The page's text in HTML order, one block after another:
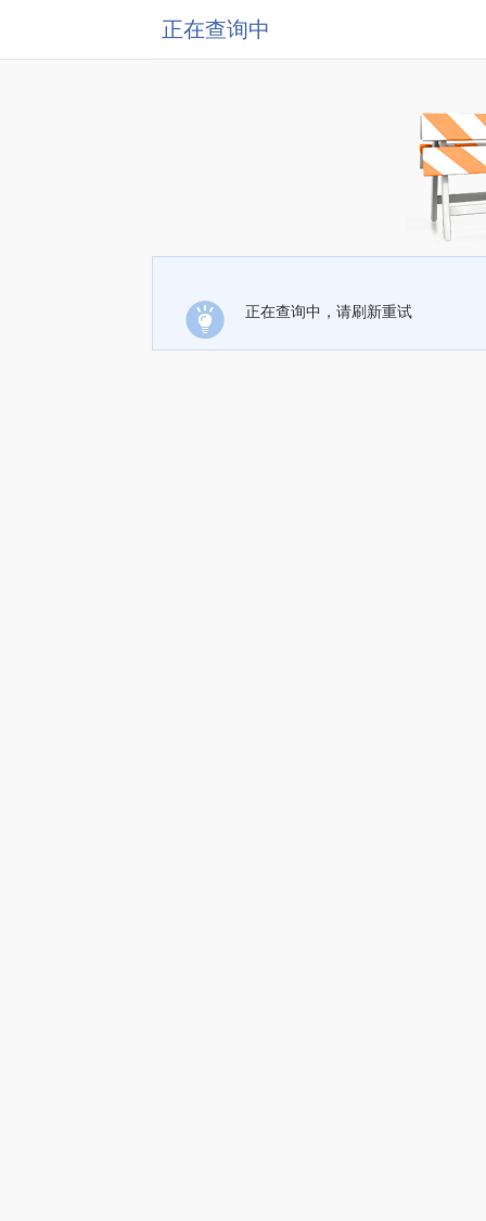
正在查询中
正在查询中，请刷新重试